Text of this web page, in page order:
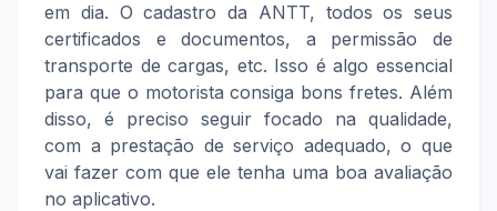
em dia. O cadastro da ANTT, todos os seus
certificados e documentos, a permissão de
transporte de cargas, etc. Isso é algo essencial
para que o motorista consiga bons fretes. Além
disso, é preciso seguir focado na qualidade,
com a prestação de serviço adequado, o que
vai fazer com que ele tenha uma boa avaliação
no aplicativo.